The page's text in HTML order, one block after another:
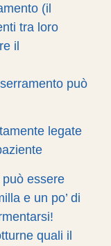
(il
tra loro
il
può
legate
essere
e un po’ di
quali il